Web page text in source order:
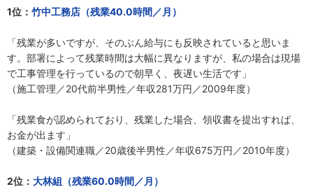
1位： 竹中工務店（残業40.0時間／月）
「残業が多いですが、そのぶん給与にも反映されていると思いま
す。部署によって残業時間は大幅に異なりますが、私の場合は現場
で工事管理を行っているので朝早く、夜遅い生活です」
（施工管理／20代前半男性／年収281万円／2009年度）
「残業食が認められており、残業した場合、領収書を提出すれば、
お金が出ます」
（建築・設備関連職／20歳後半男性／年収675万円／2010年度）
2位： 大林組（残業60.0時間／月）